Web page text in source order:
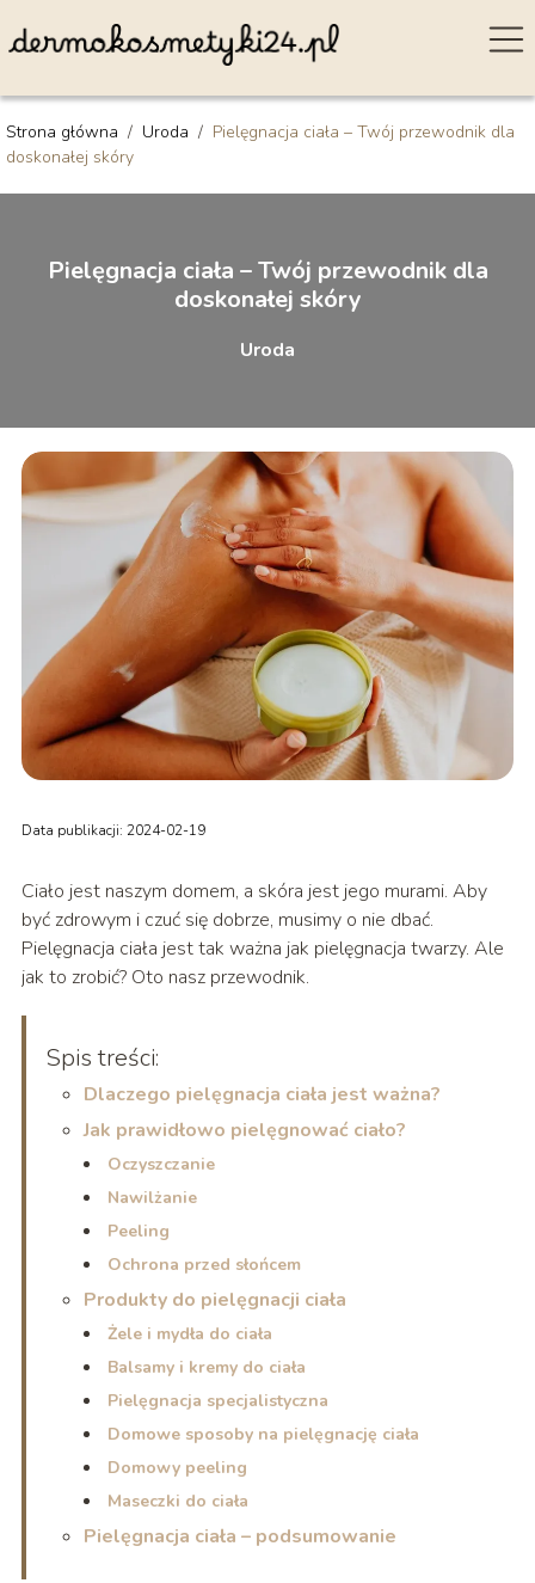
Strona główna / Uroda / Pielęgnacja ciała – Twój przewodnik dla
doskonałej skóry
Pielęgnacja ciała – Twój przewodnik dla
doskonałej skóry
Uroda
Data publikacji: 2024-02-19
Ciało jest naszym domem, a skóra jest jego murami. Aby
być zdrowym i czuć się dobrze, musimy o nie dbać.
Pielęgnacja ciała jest tak ważna jak pielęgnacja twarzy. Ale
jak to zrobić? Oto nasz przewodnik.
Spis treści:
Dlaczego pielęgnacja ciała jest ważna?
Jak prawidłowo pielęgnować ciało?
Oczyszczanie
Nawilżanie
Peeling
Ochrona przed słońcem
Produkty do pielęgnacji ciała
Żele i mydła do ciała
Balsamy i kremy do ciała
Pielęgnacja specjalistyczna
Domowe sposoby na pielęgnację ciała
Domowy peeling
Maseczki do ciała
Pielęgnacja ciała – podsumowanie